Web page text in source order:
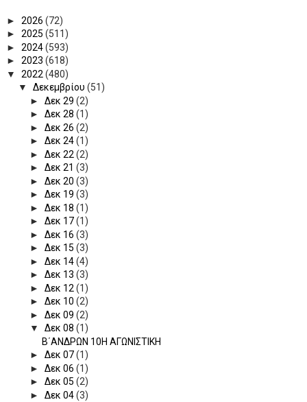
► 2026 (72)
► 2025 (511)
► 2024(593)
► 2023 (618)
▼ 2022 (480)
▼ Δεκεμβρίου (51)
► Δεκ 29 (2)
► Δεκ 28 (1)
► Δεκ 26 (2)
► Δεκ 24(1)
► Δεκ 22 (2)
► Δεκ 21 (3)
► Δεκ 20 (3)
► Δεκ 19 (3)
► Δεκ 18 (1)
► Δεκ 17(1)
► Δεκ 16 (3)
► Δεκ 15 (3)
► Δεκ 14(4)
► Δεκ 13 (3)
► Δεκ 12 (1)
► Δεκ 10 (2)
► Δεκ 09 (2)
▼ Δεκ 08 (1)
Β΄ΑΝΔΡΩΝ 10Η ΑΓΩΝΙΣΤΙΚΗ
► Δεκ 07(1)
► Δεκ 06 (1)
► Δεκ 05 (2)
► Δεκ 04(3)